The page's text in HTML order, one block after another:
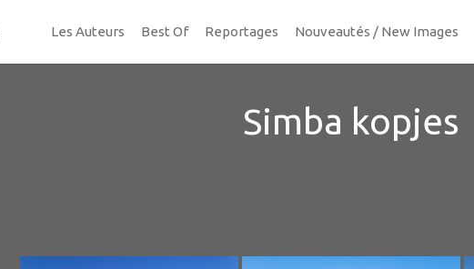
Les Auteurs Best Of Reportages Nouveautés / New Images
Simba kopjes